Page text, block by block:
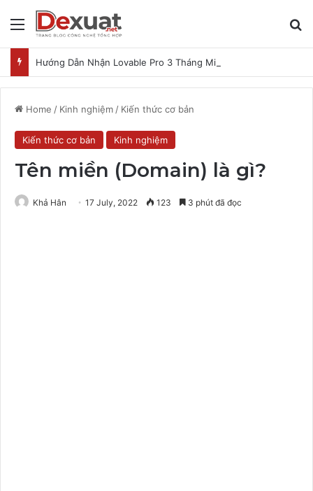
Menu
Hướng Dẫn Nhận Lovable Pro 3 Tháng Miễn Phí
Home / Kinh nghiệm / Kiến thức cơ bản
Kiến thức cơ bản Kinh nghiệm
Tên miền (Domain) là gì?
Khả Hân 17 July, 2022 123 3 phút đã đọc